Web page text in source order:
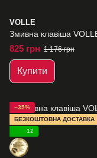
VOLLE
Змивна клавіша
825 грн 1 176 грн
Купити
−35%
БЕЗКОШТОВНА ДОСТАВКА
12